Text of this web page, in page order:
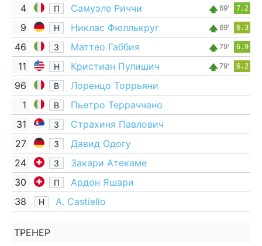
4
П Самуэле Риччи 69' 7.2
9 Н Никлас Фюллькруг 69' 6.3
46 З Маттео Габбия 79' 6.9
11 Н Кристиан Пулишич 79' 6.2
96 В
Лоренцо Торрьяни
1
В
Пьетро Терраччано
31
З
Страхиня Павлович
27
З
Давид Одогу
24
З
Закари Атекаме
30
П
Ардон Яшари
38
Н A. Castiello
ТРЕНЕР